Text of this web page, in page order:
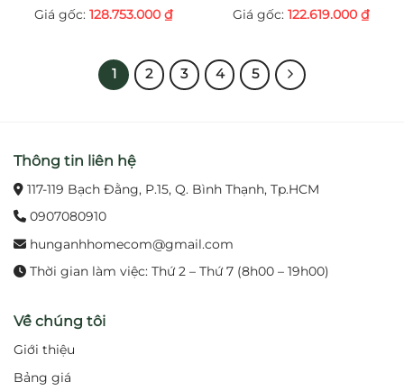
128.753.000 ₫ 122.619.000 ₫
1 2 3 4 5
Thông tin liên hệ
117-119 Bạch Đằng, P.15, Q. Bình Thạnh, Tp.HCM
0907080910
hunganhhomecom@gmail.com
Thời gian làm việc: Thứ 2 – Thứ 7 (8h00 – 19h00)
Về chúng tôi
Giới thiệu
Bảng giá